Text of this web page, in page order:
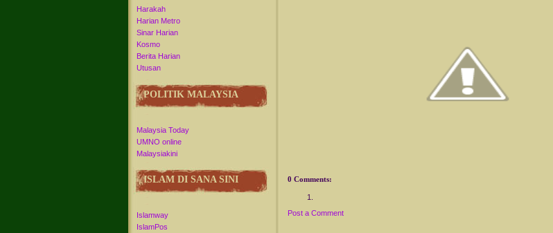
Harakah
Harian Metro
Sinar Harian
Kosmo
Berita Harian
Utusan
POLITIK MALAYSIA
Malaysia Today
UMNO online
Malaysiakini
ISLAM DI SANA SINI
Islamway
IslamPos
0 Comments:
Post a Comment